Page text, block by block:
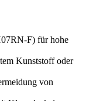
F) für hohe
Kunststoff oder
von